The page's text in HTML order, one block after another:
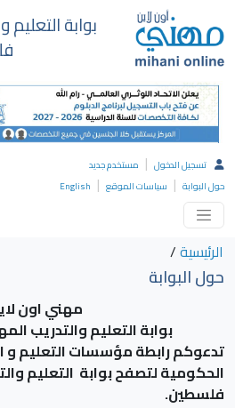
بوابة
تسجيل الدخول | مستخدم جديد
حول البوابة | سياسات الموقع |
English
الرئيسية/
حول البوابة
مهني اون
بوابة التعليم والتدريب
تدعوكم رابطة مؤسسات التعليم و
الحكومية لتصفح بوابة التعليم
فلسطين.